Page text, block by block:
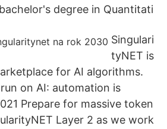
degree in Quantitati
Singulari
tyNET is
for AI algorithms.
on AI: automation is
Prepare for massive token
Layer 2 as we work